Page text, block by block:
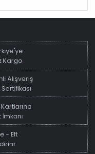
Kargo
Alışveriş
Sertifikası
İmkanı
- Eft